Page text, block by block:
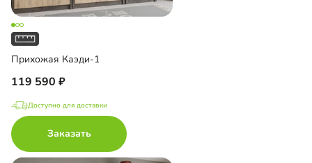
Прихожая Каэди-1
119 590
Доступно для доставки
Заказать